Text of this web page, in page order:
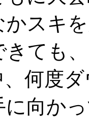
かスキ
きても
何度
に向か